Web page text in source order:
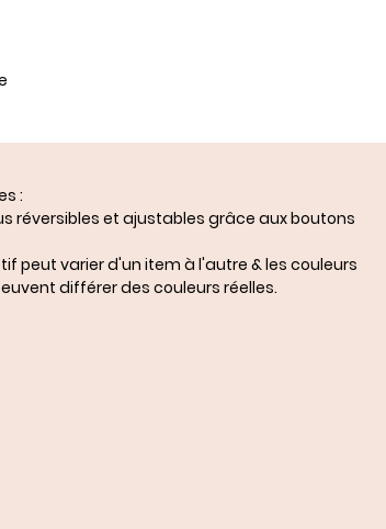
:
réversibles et ajustables grâce aux boutons
peut varier d'un item à l'autre & les couleurs
différer des couleurs réelles.